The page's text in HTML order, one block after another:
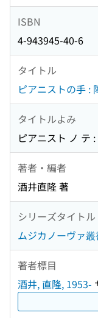
ISBN
4-943945-40-6
タイトル
ピアニストの手 :
タイトルよみ
ピアニスト ノ テ
著者・編者
酒井直隆 著
シリーズタイトル
ムジカノーヴァ叢
著者標目
酒井, 直隆, 1953-